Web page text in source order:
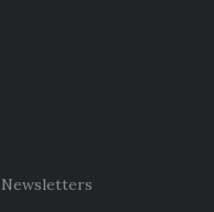
Newsletters